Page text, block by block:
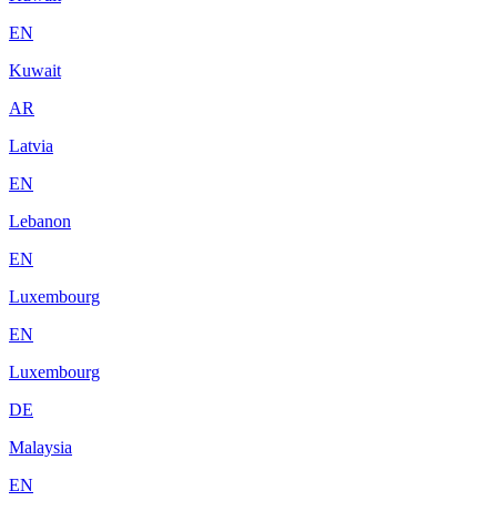
EN
Kuwait
AR
Latvia
EN
Lebanon
EN
Luxembourg
EN
Luxembourg
DE
Malaysia
EN